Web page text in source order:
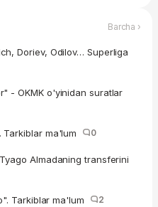
Barcha ›
Doriev, Odilov… Superliga
- OKMK o'yinidan suratlar
Tarkiblar ma'lum 0
Almadaning transferini
Tarkiblar ma'lum 2